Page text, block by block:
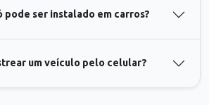
pode ser instalado em carros?
um veículo pelo celular?